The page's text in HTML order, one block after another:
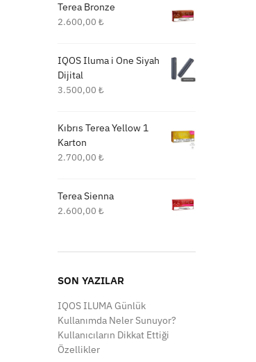
Terea Bronze
2.600,00₺
IQOS Iluma i One Siyah
Dijital
3.500,00₺
Kıbrıs Terea Yellow 1
Karton
2.700,00₺
Terea Sienna
2.600,00₺
SON YAZILAR
IQOS ILUMA Günlük
Kullanımda Neler Sunuyor?
Kullanıcıların Dikkat Ettiği
Özellikler